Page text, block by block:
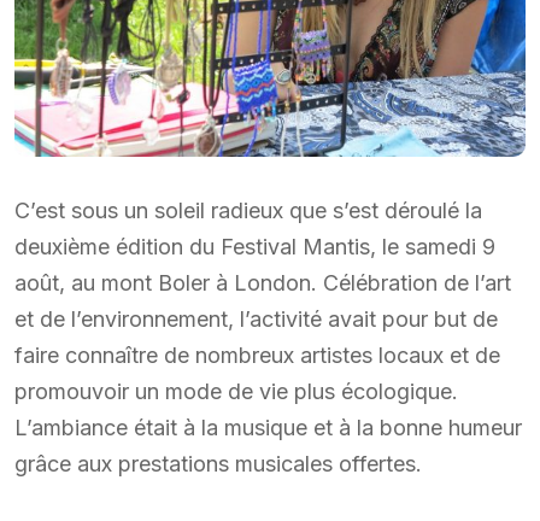
C’est sous un soleil radieux que s’est déroulé la
deuxième édition du Festival Mantis, le samedi 9
août, au mont Boler à London. Célébration de l’art
et de l’environnement, l’activité avait pour but de
faire connaître de nombreux artistes locaux et de
promouvoir un mode de vie plus écologique.
L’ambiance était à la musique et à la bonne humeur
grâce aux prestations musicales offertes.